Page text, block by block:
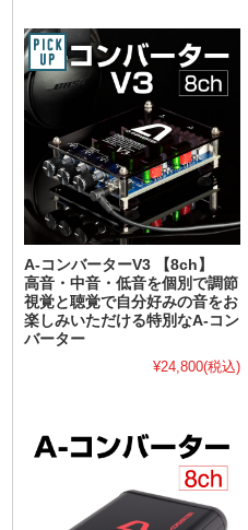
A-コンバーターV3 【8ch】
高音・中音・低音を個別で調節
視覚と聴覚で自分好みの音をお
楽しみいただける特別なA-コン
バーター
¥24,800(税込)